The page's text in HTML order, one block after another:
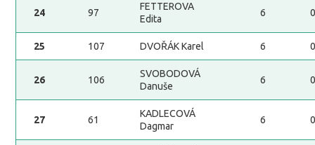
24 97
FETTEROVA
Edita
6
25 107 DVOŘÁK Karel 6
26 106
SVOBODOVÁ
Danuše
6
27 61
KADLECOVÁ
Dagmar
6